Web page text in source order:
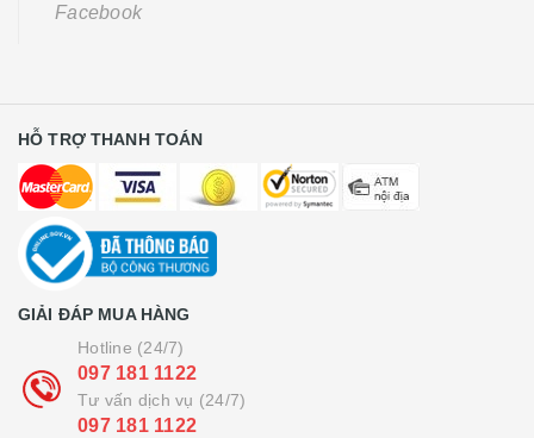
Facebook
HỖ TRỢ THANH TOÁN
GIẢI ĐÁP MUA HÀNG
Hotline (24/7)
097 181 1122
Tư vấn dịch vụ (24/7)
097 181 1122